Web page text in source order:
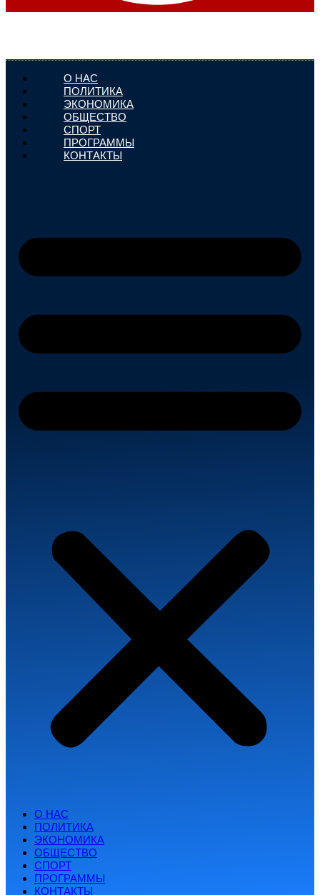
О НАС
ПОЛИТИКА
ЭКОНОМИКА
ОБЩЕСТВО
СПОРТ
ПРОГРАММЫ
КОНТАКТЫ
О НАС
ПОЛИТИКА
ЭКОНОМИКА
ОБЩЕСТВО
СПОРТ
ПРОГРАММЫ
КОНТАКТЫ